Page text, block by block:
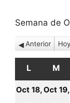
Semana de
Anterior Hoy
L LUNES
M
Oct 18,Oct 19,